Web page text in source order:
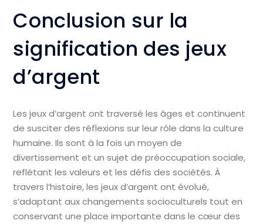
Conclusion sur la
signification des jeux
d’argent
Les jeux d’argent ont traversé les âges et continuent
de susciter des réflexions sur leur rôle dans la culture
humaine. Ils sont à la fois un moyen de
divertissement et un sujet de préoccupation sociale,
reflétant les valeurs et les défis des sociétés. À
travers l’histoire, les jeux d’argent ont évolué,
s’adaptant aux changements socioculturels tout en
conservant une place importante dans le cœur des